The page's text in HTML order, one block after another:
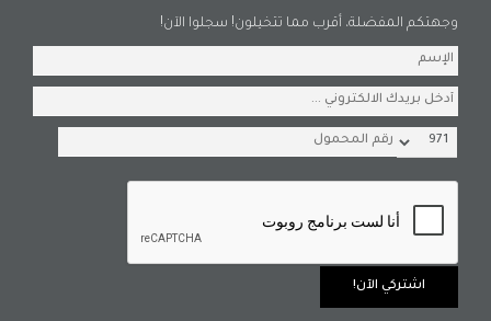
وجهتكم المفضلة، أقرب مما تتخيلون! سجلوا الآن!